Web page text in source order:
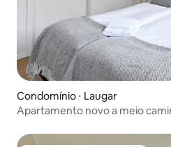
Condomínio ⋅ Laugar
Apartamento novo a meio